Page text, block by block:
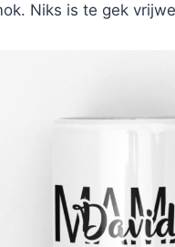
Niks is te gek